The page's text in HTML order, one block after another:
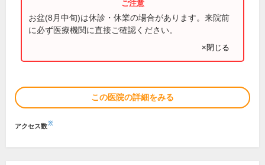
お盆(8月中旬)は休診・休業の場合があります。来院前
に必ず医療機関に直接ご確認ください。
×閉じる
この医院の詳細をみる
アクセス数※